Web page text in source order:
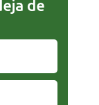
de